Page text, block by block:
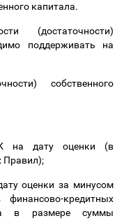
капитала.
(достаточности)
поддерживать на
собственного
на дату оценки (в
Правил);
оценки за минусом
кредитных
в размере суммы